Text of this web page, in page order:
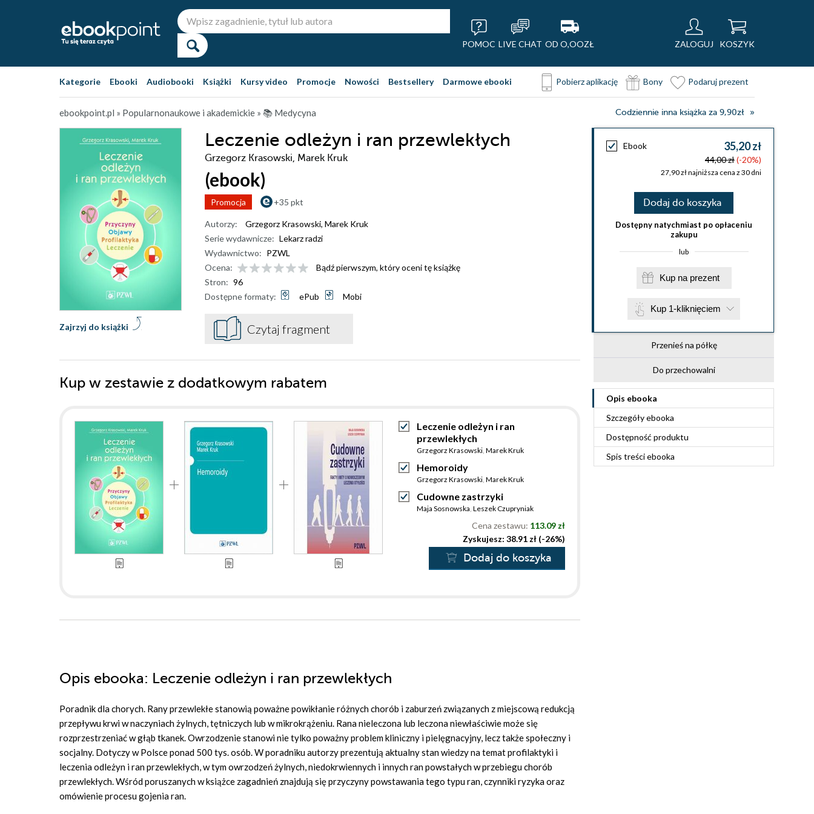
POMOC LIVE CHAT OD O,OOZŁ ZALOGUJ KOSZYK
Kategorie Ebooki Audiobooki Książki Kursy video Promocje Nowości Bestsellery Darmowe ebooki Pobierz aplikację Bony Podaruj prezent
ebookpoint.pl » Popularnonaukowe i akademickie » 📚 Medycyna Codziennie inna książka za 9,90zł
Leczenie odleżyn i ran przewlekłych
Grzegorz Krasowski, Marek Kruk
(ebook)
Promocja +35 pkt
Zajrzyj do książki
Autorzy: Grzegorz Krasowski, Marek Kruk
Serie wydawnicze: Lekarz radzi
Wydawnictwo: PZWL
Ocena:
Bądź pierwszym, który oceni tę książkę
Stron: 96
Dostępne formaty:
ePub Mobi
Czytaj fragment
Ebook 35,20 zł
44,00 zł(-20%)
27,90 zł najniższa cena z 30 dni
Dodaj do koszyka
Dostępny natychmiast po opłaceniu
zakupu
lub
Kup na prezent
Kup 1-kliknięciem
Przenieś na półkę
Do przechowalni
Opis ebooka
Szczegółyebooka
Dostępność produktu
Spis treściebooka
Kup w zestawie z dodatkowym rabatem
Leczenie odleżyn i ran
przewlekłych
Grzegorz Krasowski, Marek Kruk
Hemoroidy
Grzegorz Krasowski, Marek Kruk
Cudowne zastrzyki
Maja Sosnowska, Leszek Czupryniak
Cena zestawu: 113.09 zł
Zyskujesz: 38.91 zł (-26%)
Dodaj do koszyka
Opis ebooka: Leczenie odleżyn i ran przewlekłych
Poradnik dla chorych. Rany przewlekłe stanowią poważne powikłanie różnych chorób i zaburzeń związanych z miejscową redukcją
przepływu krwi w naczyniach żylnych, tętniczych lub w mikrokrążeniu. Rana nieleczona lub leczona niewłaściwie może się
rozprzestrzeniać w głąb tkanek. Owrzodzenie stanowi nie tylko poważny problem kliniczny i pielęgnacyjny, lecz także społeczny i
socjalny. Dotyczy w Polsce ponad 500 tys. osób. W poradniku autorzy prezentują aktualny stan wiedzy na temat profilaktyki i
leczenia odleżyn i ran przewlekłych, w tym owrzodzeń żylnych, niedokrwiennych i innych ran powstałych w przebiegu chorób
przewlekłych. Wśród poruszanych w książce zagadnień znajdują się przyczyny powstawania tego typu ran, czynniki ryzyka oraz
omówienie procesu gojenia ran.